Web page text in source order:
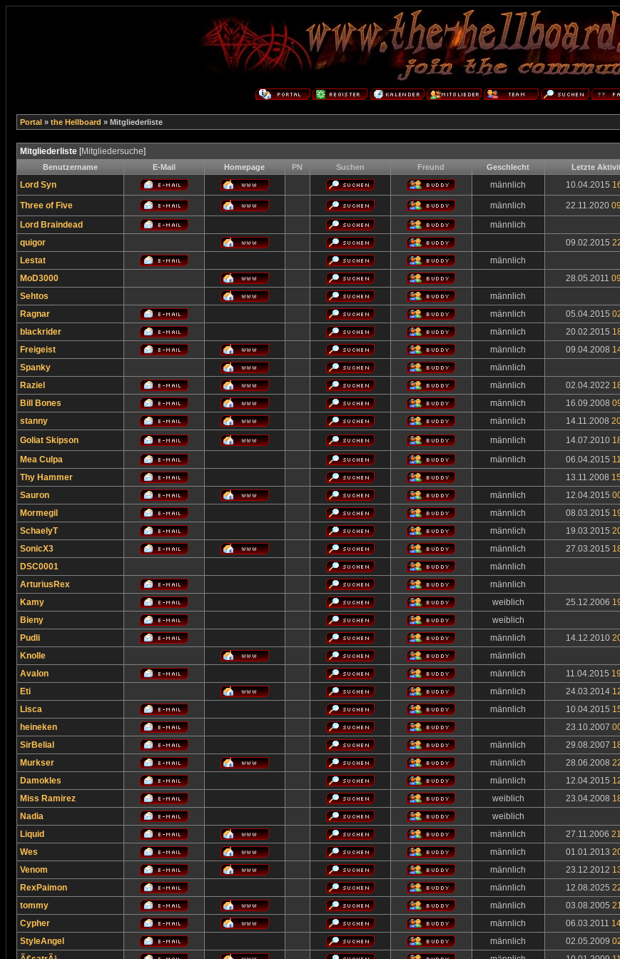
Portal» the Hellboard » Mitgliederliste
Mitgliederliste[Mitgliedersuche]
Benutzername E-Mail Homepage PN Suchen Freund Geschlecht Letzte
Lord Syn männlich 10.04.2015
Three of Five männlich 22.11.2020
Lord Braindead
männlich
quigor
09.02.2015
Lestat
männlich
MoD3000
28.05.2011
Sehtos
männlich
Ragnar
männlich 05.04.2015
blackrider
männlich 20.02.2015
Freigeist
männlich 09.04.2008
Spanky
männlich
Raziel
männlich 02.04.2022
Bill Bones
männlich 16.09.2008
stanny
männlich 14.11.2008
Goliat Skipson
männlich 14.07.2010
Mea Culpa
männlich 06.04.2015
Thy Hammer
13.11.2008
Sauron
männlich 12.04.2015
Mormegil
männlich 08.03.2015
SchaelyT
männlich 19.03.2015
SonicX3
männlich 27.03.2015
DSC0001
männlich
ArturiusRex
männlich
Kamy
weiblich 25.12.2006
Bieny
weiblich
Pudli
männlich 14.12.2010
Knolle
männlich
Avalon
männlich 11.04.2015
Eti
männlich 24.03.2014
Lisca
männlich 10.04.2015
heineken
23.10.2007
SirBelial
männlich 29.08.2007
Murkser
männlich 28.06.2008
Damokles
männlich 12.04.2015
Miss Ramirez
weiblich 23.04.2008
Nadia
weiblich
Liquid
männlich 27.11.2006
Wes
männlich 01.01.2013
Venom
männlich 23.12.2012
RexPaimon
männlich 12.08.2025
tommy
männlich 03.08.2005
Cypher
männlich 06.03.2011
StyleAngel
männlich 02.05.2009